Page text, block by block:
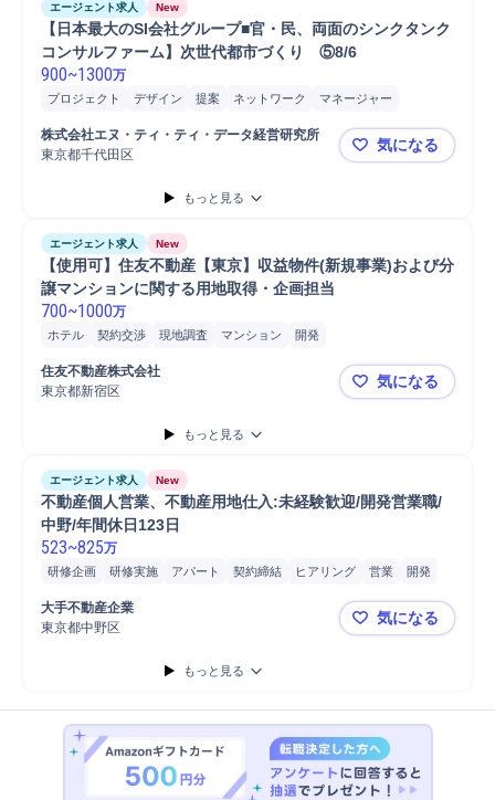
エージェント求人 New
【日本最大のSI会社グループ■官・民、両面のシンクタンク
コンサルファーム】次世代都市づくり　⑤8/6
900~1300万
プロジェクト デザイン 提案 ネットワーク
マネージャー
コンセプト立案
マーケティング
コンサルティング業務
コンサルタント
株式会社エヌ・ティ・ティ・データ経営研究所
東京都千代田区
【日本最大
気になる
もっと見る
エージェント求人 New
【使用可】住友不動産【東京】収益物件(新規事業)および分
譲マンションに関する用地取得・企画担当
700~1000万
ホテル 契約交渉 現地調査 マンション
開発
コンサルティング業務
住友不動産株式会社
東京都新宿区
【使用可】
気になる
もっと見る
エージェント求人 New
不動産個人営業、不動産用地仕入:未経験歓迎/開発営業職/
中野/年間休日123日
523~825万
研修企画 研修実施 アパート 契約締結 ヒアリング 営業
開発
用地
商談 提案
自動車運転
大手不動産企業
東京都中野区
不動産個人
気になる
もっと見る